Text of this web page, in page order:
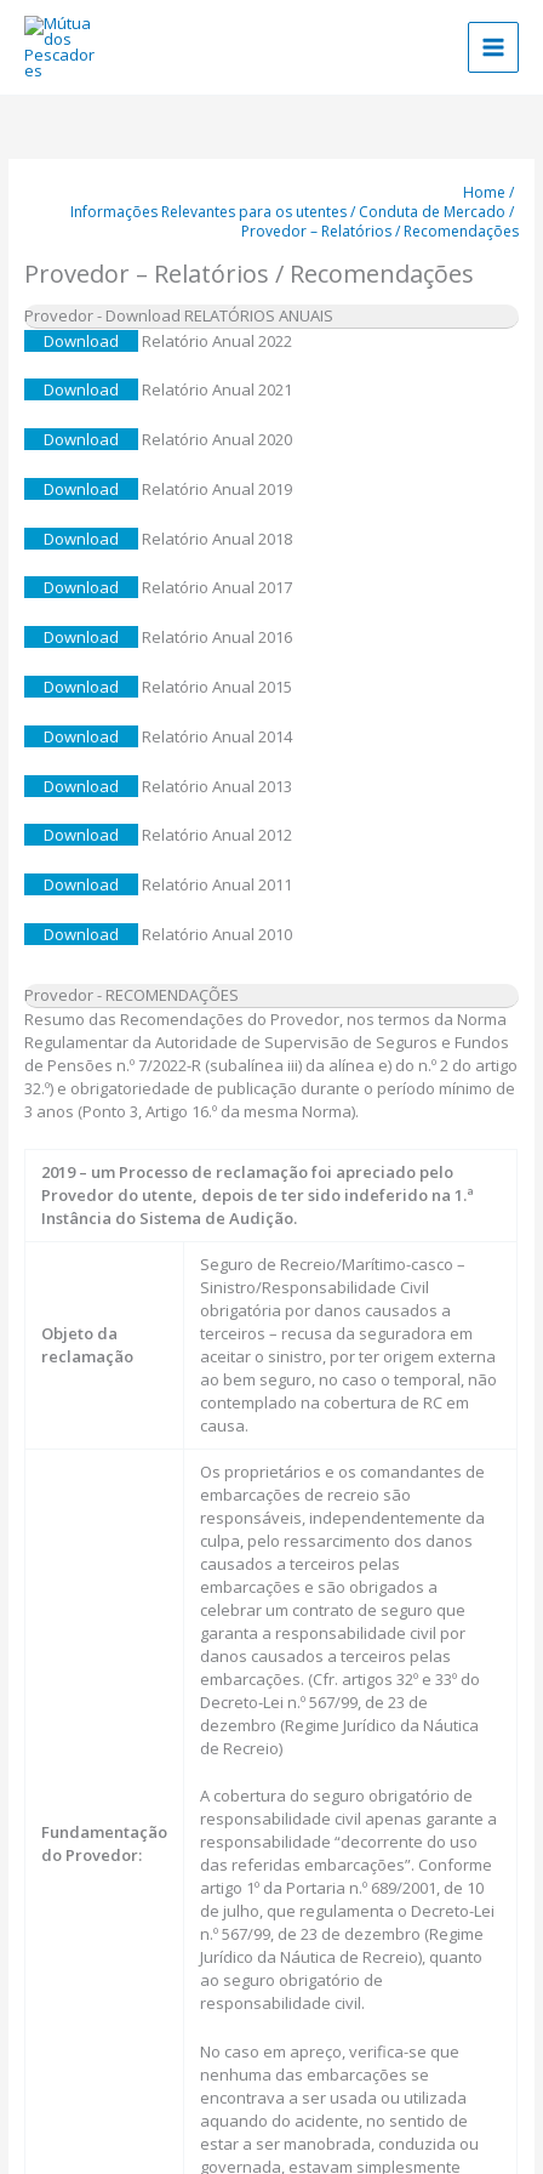
content
Home
Informações Relevantes para os utentes / Conduta de Mercado
Provedor – Relatórios / Recomendações
Provedor – Relatórios / Recomendações
Provedor - Download RELATÓRIOS ANUAIS
Download
Relatório Anual 2022
Download Relatório Anual 2021
Download Relatório Anual 2020
Download Relatório Anual 2019
Download Relatório Anual 2018
Download Relatório Anual 2017
Download Relatório Anual 2016
Download Relatório Anual 2015
Download Relatório Anual 2014
Download Relatório Anual 2013
Download Relatório Anual 2012
Download Relatório Anual 2011
Download Relatório Anual 2010
Provedor - RECOMENDAÇÕES
Resumo das Recomendações do Provedor, nos termos da Norma
Regulamentar da Autoridade de Supervisão de Seguros e Fundos
de Pensões n.º 7/2022-R (subalínea iii) da alínea e) do n.º 2 do artigo
32.º) e obrigatoriedade de publicação durante o período mínimo de
3 anos (Ponto 3, Artigo 16.º da mesma Norma).
2019 – um Processo de reclamação foi apreciado pelo
Provedor do utente, depois de ter sido indeferido na 1.ª
Instância do Sistema de Audição.
Objeto da
reclamação
Seguro de Recreio/Marítimo-casco –
Sinistro/Responsabilidade Civil
obrigatória por danos causados a
terceiros – recusa da seguradora em
aceitar o sinistro, por ter origem externa
ao bem seguro, no caso o temporal, não
contemplado na cobertura de RC em
causa.
Fundamentação
do Provedor:
Os proprietários e os comandantes de
embarcações de recreio são
responsáveis, independentemente da
culpa, pelo ressarcimento dos danos
causados a terceiros pelas
embarcações e são obrigados a
celebrar um contrato de seguro que
garanta a responsabilidade civil por
danos causados a terceiros pelas
embarcações. (Cfr. artigos 32º e 33º do
Decreto-Lei n.º 567/99, de 23 de
dezembro (Regime Jurídico da Náutica
de Recreio)
A cobertura do seguro obrigatório de
responsabilidade civil apenas garante a
responsabilidade “decorrente do uso
das referidas embarcações”. Conforme
artigo 1º da Portaria n.º 689/2001, de 10
de julho, que regulamenta o Decreto-Lei
n.º 567/99, de 23 de dezembro (Regime
Jurídico da Náutica de Recreio), quanto
ao seguro obrigatório de
responsabilidade civil.
No caso em apreço, verifica-se que
nenhuma das embarcações se
encontrava a ser usada ou utilizada
aquando do acidente, no sentido de
estar a ser manobrada, conduzida ou
governada, estavam simplesmente